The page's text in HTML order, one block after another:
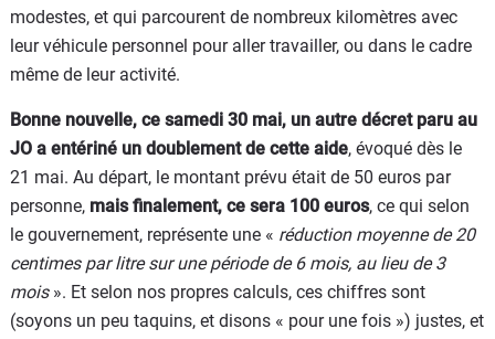
modestes, et qui parcourent de nombreux kilomètres avec
leur véhicule personnel pour aller travailler, ou dans le cadre
même de leur activité.
Bonne nouvelle, ce samedi 30 mai, un autre décret paru au
JO a entériné un doublement de cette aide, évoqué dès le
21 mai. Au départ, le montant prévu était de 50 euros par
personne, mais finalement, ce sera 100 euros, ce qui selon
le gouvernement, représente une « réduction moyenne de 20
centimes par litre sur une période de 6 mois, au lieu de 3
mois». Et selon nos propres calculs, ces chiffres sont
(soyons un peu taquins, et disons « pour une fois ») justes, et